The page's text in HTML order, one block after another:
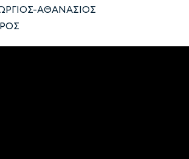
ΑΘΑΝΑΣΙΟΣ